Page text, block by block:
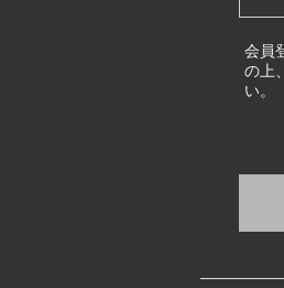
会員
の上
い。